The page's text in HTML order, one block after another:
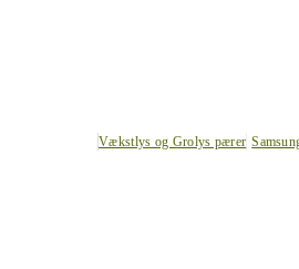
Vækstlys og Grolys pærer